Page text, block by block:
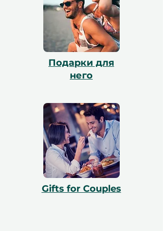
действительны в течение 12 месяцев и
включают бесплатный обмен.
Подарки для
него
Gifts for Couples